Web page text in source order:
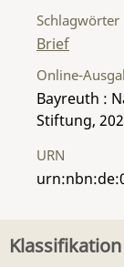
Schlagwörter
Brief
Online-
Bayreuth :
Stiftung,
URN
Klassifikation